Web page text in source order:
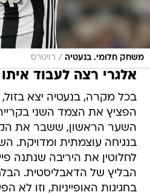
משחק חלומי. בנעטיה / רויטרס
אלגרי רצה לעבוד
בכל מקרה, בנעטיה יצא
הפציץ את הצמד השני
השער הראשון, ששבר את
לחלוטין את היריבה שנתנה
הבליץ של הדאבליסטית. הבלם
בחגיגות האופייניות, וזו